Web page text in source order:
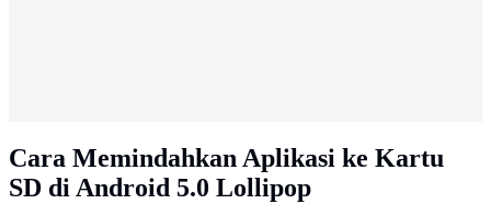
Cara Memindahkan Aplikasi ke Kartu
SD di Android 5.0 Lollipop